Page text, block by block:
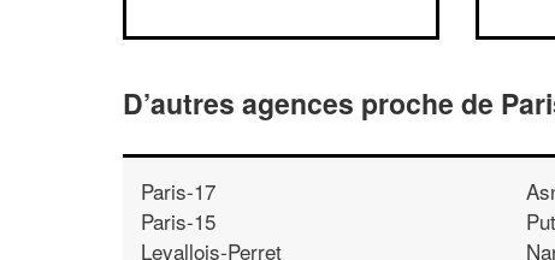
D’autres agences proche de
Paris-17
Paris-15
Levallois-Perret